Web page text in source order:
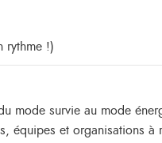
rythme !)
mode survie au mode
équipes et organisations à